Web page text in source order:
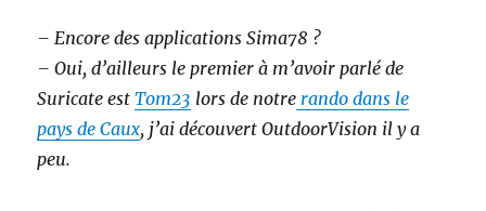
– Encore des applications Sima78 ?
– Oui, d’ailleurs le premier à m’avoir parlé de
Suricate estTom23 lors de notre rando dans le
pays de Caux, j’ai découvert OutdoorVision il y a
peu.